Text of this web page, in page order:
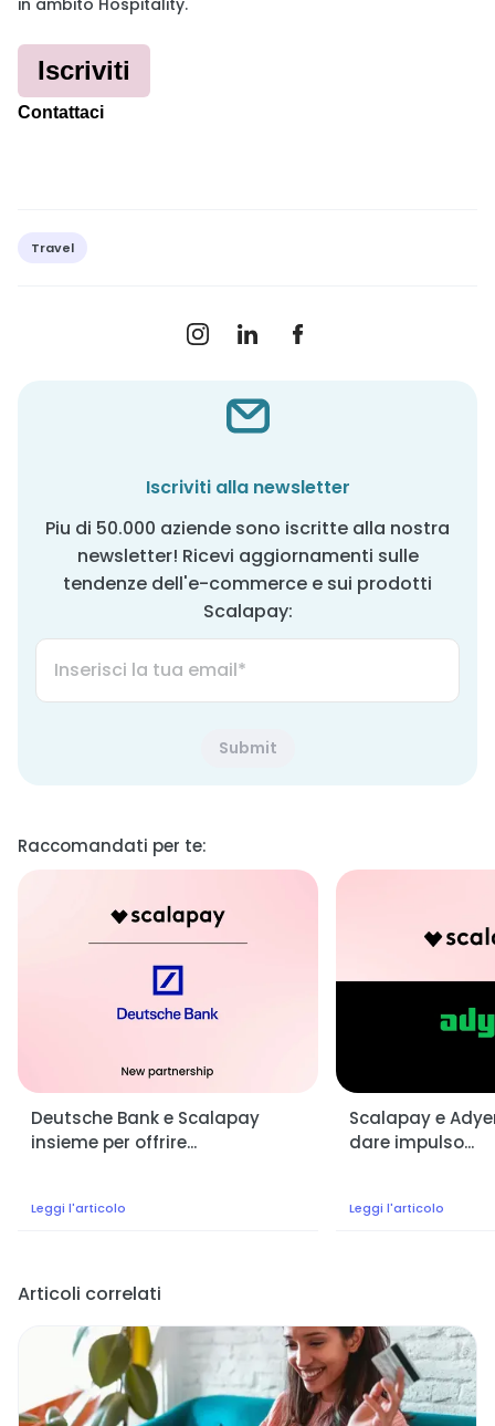
in ambito Hospitality.
Iscriviti
Contattaci
Travel
Iscriviti alla newsletter
Piu di 50.000 aziende sono iscritte alla nostra
newsletter! Ricevi aggiornamenti sulle
tendenze dell'e-commerce e sui prodotti
Scalapay:
Raccomandati per te:
Deutsche Bank e Scalapay
insieme per offrire...
Leggi l'articolo
Scalapay e
dare impulso...
Leggi l'articolo
Articoli correlati